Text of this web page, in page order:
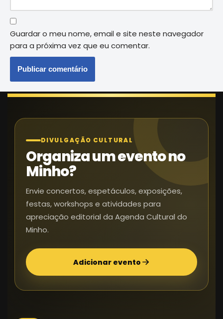
Guardar o meu nome, email e site neste navegador
para a próxima vez que eu comentar.
DIVULGAÇÃO CULTURAL
Organiza um evento no
Minho?
Envie concertos, espetáculos, exposições,
festas, workshops e atividades para
apreciação editorial da Agenda Cultural do
Minho.
Adicionar evento